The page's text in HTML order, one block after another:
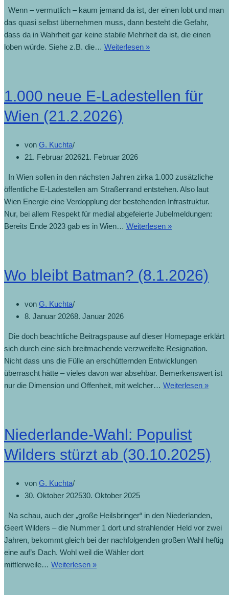
Wenn – vermutlich – kaum jemand da ist, der einen lobt und man
das quasi selbst übernehmen muss, dann besteht die Gefahr,
dass da in Wahrheit gar keine stabile Mehrheit da ist, die einen
loben würde. Siehe z.B. die… Weiterlesen »
1.000 neue E-Ladestellen für
Wien (21.2.2026)
von G. Kuchta
21. Februar 202621. Februar 2026
In Wien sollen in den nächsten Jahren zirka 1.000 zusätzliche
öffentliche E-Ladestellen am Straßenrand entstehen. Also laut
Wien Energie eine Verdopplung der bestehenden Infrastruktur.
Nur, bei allem Respekt für medial abgefeierte Jubelmeldungen:
Bereits Ende 2023 gab es in Wien… Weiterlesen »
Wo bleibt Batman? (8.1.2026)
von G. Kuchta
8. Januar 20268. Januar 2026
Die doch beachtliche Beitragspause auf dieser Homepage erklärt
sich durch eine sich breitmachende verzweifelte Resignation.
Nicht dass uns die Fülle an erschütternden Entwicklungen
überrascht hätte – vieles davon war absehbar. Bemerkenswert ist
nur die Dimension und Offenheit, mit welcher… Weiterlesen »
Niederlande-Wahl: Populist
Wilders stürzt ab (30.10.2025)
von G. Kuchta
30. Oktober 202530. Oktober 2025
Na schau, auch der „große Heilsbringer“ in den Niederlanden,
Geert Wilders – die Nummer 1 dort und strahlender Held vor zwei
Jahren, bekommt gleich bei der nachfolgenden großen Wahl heftig
eine auf’s Dach. Wohl weil die Wähler dort
mittlerweile… Weiterlesen »